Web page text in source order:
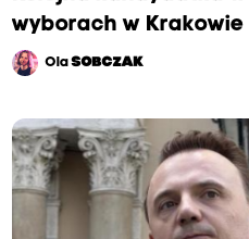
wyborach w Krakowie
OlaSOBCZAK